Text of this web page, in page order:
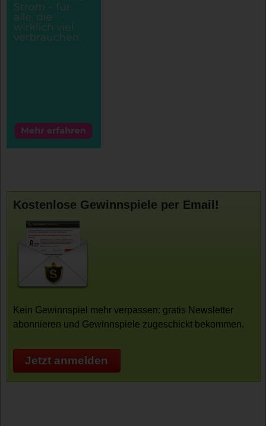
Kostenlose Gewinnspiele per Email!
Kein Gewinnspiel mehr verpassen: gratis Newsletter
abonnieren und Gewinnspiele zugeschickt bekommen.
Jetzt anmelden